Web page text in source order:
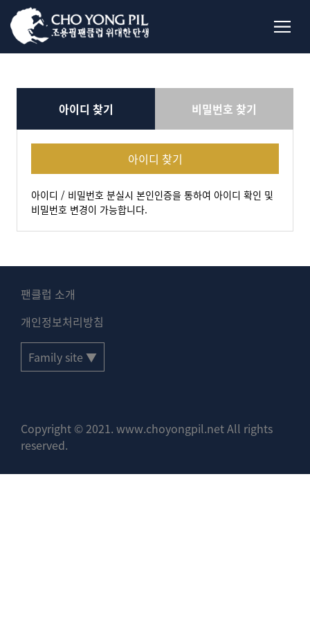
아이디 찾기 비밀번호 찾기
아이디 찾기
아이디 / 비밀번호 분실시 본인인증을 통하여 아이디 확인 및
비밀번호 변경이 가능합니다.
팬클럽 소개
개인정보처리방침
Family site ▼
Copyright © 2021. www.choyongpil.net All rights
reserved.